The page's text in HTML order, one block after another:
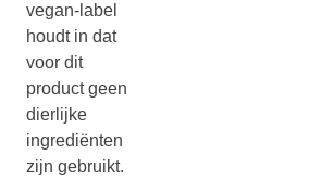
vegan-label
houdt in dat
voor dit
product geen
dierlijke
ingrediënten
zijn gebruikt.